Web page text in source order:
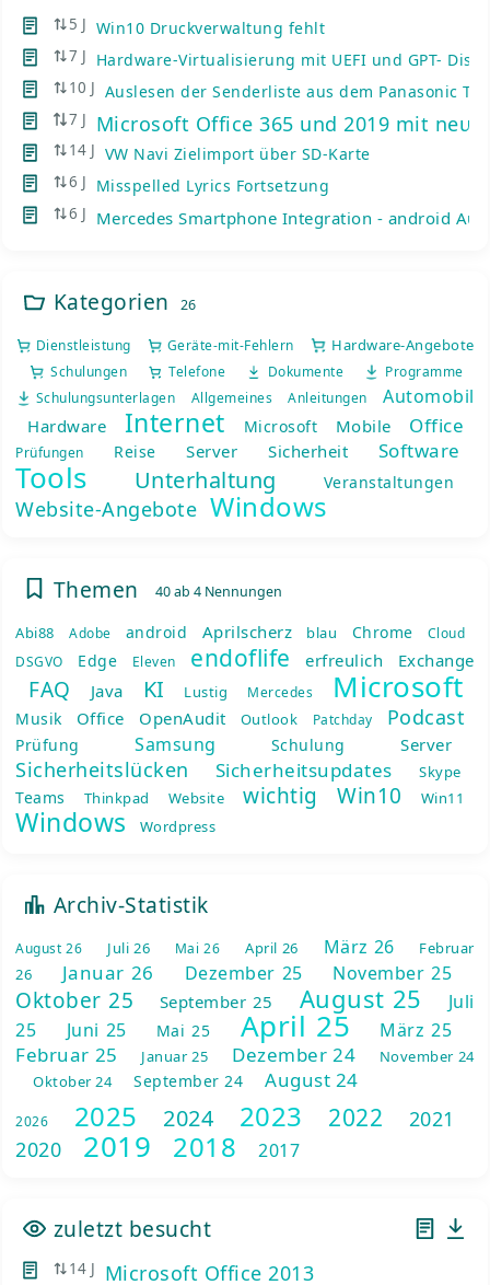
5 J Win10 Druckverwaltung fehlt
7 J Hardware-Virtualisierung mit UEFI und GPT- Disks
10 J Auslesen der Senderliste aus dem Panasonic TV
7 J Microsoft Office 365 und 2019 mit
14 J VW Navi Zielimport über SD-Karte
6 J Misspelled Lyrics Fortsetzung
6 J Mercedes Smartphone Integration - android
Kategorien 26
Dienstleistung Geräte-mit-Fehlern Hardware-Angebote
Schulungen Telefone Dokumente
Programme
Schulungsunterlagen
Allgemeines Anleitungen Automobil
Hardware Internet Microsoft Mobile Office
Prüfungen Reise Server Sicherheit Software
Tools Unterhaltung Veranstaltungen
Website-Angebote Windows
Themen 40 ab 4 Nennungen
Abi88 Adobe android Aprilscherz blau Chrome
Cloud
DSGVO
Edge Eleven endoflife erfreulich Exchange
FAQ Java KI Lustig Mercedes Microsoft
Musik Office OpenAudit Outlook Patchday Podcast
Prüfung Samsung Schulung Server
Sicherheitslücken Sicherheitsupdates Skype
Teams Thinkpad Website wichtig Win10 Win11
Windows Wordpress
Archiv-Statistik
August 26 Juli 26 Mai 26 April 26 März 26
Februar
26
Januar 26 Dezember 25 November 25
Oktober 25 September 25 August 25
Juli
25
Juni 25 Mai 25 April 25 März 25
Februar 25 Januar 25 Dezember 24
November 24
Oktober 24
September 24 August 24
2026 2025 2024 2023 2022
2021
2020
2019 2018 2017
zuletzt besucht
14 J Microsoft Office 2013